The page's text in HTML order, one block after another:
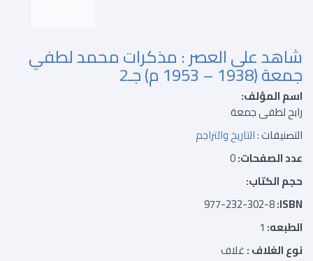
شاهد على العصر : مذكرات محمد لطفي
جمعة (1938 – 1953 م) جـ2
اسم المؤلف:
رابح لطفى جمعة
التصنيفات :التاريخ والتراجم
عدد الصفحات:0
حجم الكتاب:
ISBN:
977-232-302-8
الطبعه: 1
نوع الغلاف :غلاف